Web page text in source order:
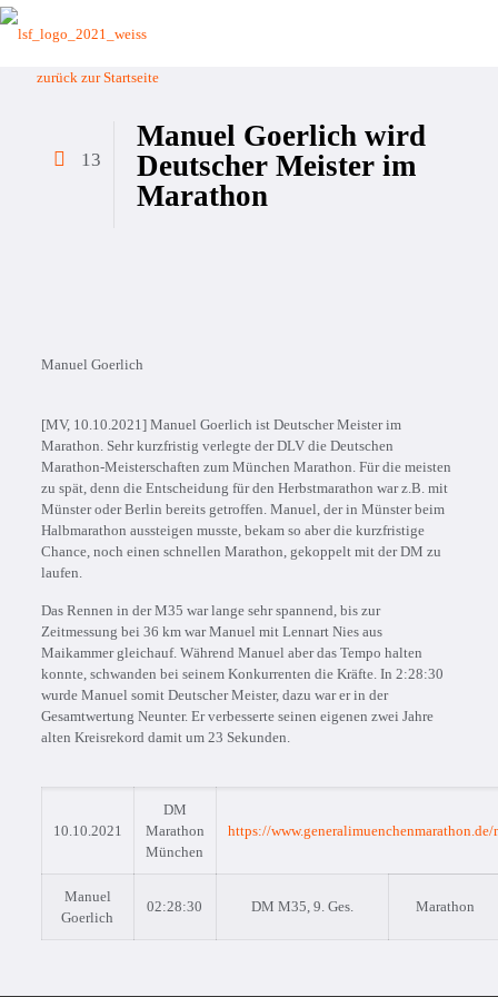
zurück zur Startseite
13
Manuel Goerlich wird
Deutscher Meister im
Marathon
Manuel Goerlich
[MV, 10.10.2021] Manuel Goerlich ist Deutscher Meister im
Marathon. Sehr kurzfristig verlegte der DLV die Deutschen
Marathon-Meisterschaften zum München Marathon. Für die meisten
zu spät, denn die Entscheidung für den Herbstmarathon war z.B. mit
Münster oder Berlin bereits getroffen. Manuel, der in Münster beim
Halbmarathon aussteigen musste, bekam so aber die kurzfristige
Chance, noch einen schnellen Marathon, gekoppelt mit der DM zu
laufen.
Das Rennen in der M35 war lange sehr spannend, bis zur
Zeitmessung bei 36 km war Manuel mit Lennart Nies aus
Maikammer gleichauf. Während Manuel aber das Tempo halten
konnte, schwanden bei seinem Konkurrenten die Kräfte. In 2:28:30
wurde Manuel somit Deutscher Meister, dazu war er in der
Gesamtwertung Neunter. Er verbesserte seinen eigenen zwei Jahre
alten Kreisrekord damit um 23 Sekunden.
10.10.2021
DM
Marathon
München
https://www.generalimuenchenmarathon.de/
Manuel
Goerlich
02:28:30 DM M35, 9. Ges. Marathon